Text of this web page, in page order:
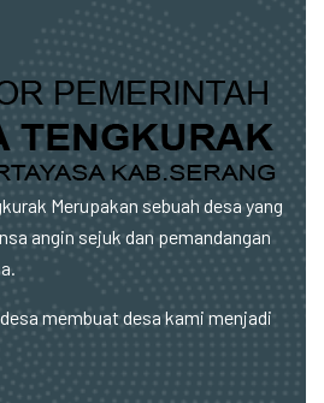
Merupakan sebuah desa yang
angin sejuk dan pemandangan
membuat desa kami menjadi